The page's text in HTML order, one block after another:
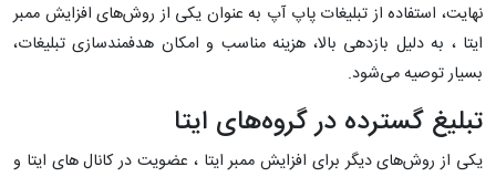
نهایت، استفاده از تبلیغات پاپ آپ به عنوان یکی از روش‌های افزایش ممبر
ایتا ، به دلیل بازدهی بالا، هزینه مناسب و امکان هدفمندسازی تبلیغات،
بسیار توصیه می‌شود.
تبلیغ گسترده در گروه‌های ایتا
یکی از روش‌های دیگر برای افزایش ممبر ایتا ، عضویت در کانال های ایتا و